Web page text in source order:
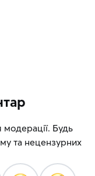
модерації. Будь
та нецензурних